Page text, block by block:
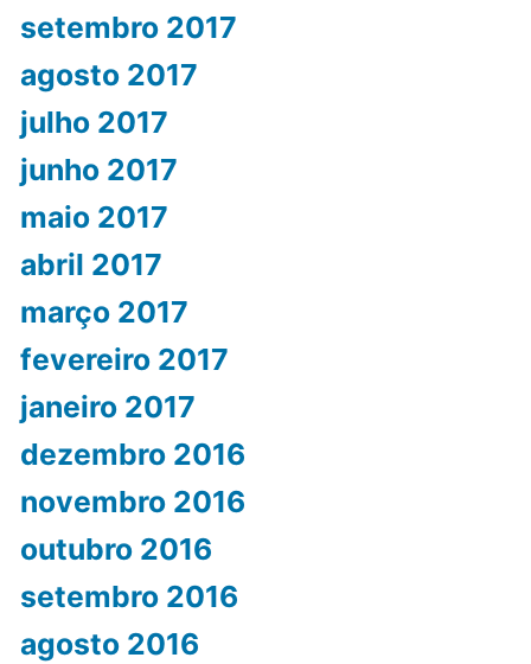
setembro 2017
agosto 2017
julho 2017
junho 2017
maio 2017
abril 2017
março 2017
fevereiro 2017
janeiro 2017
dezembro 2016
novembro 2016
outubro 2016
setembro 2016
agosto 2016